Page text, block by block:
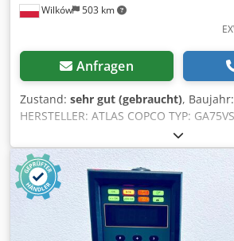
Wilków 503 km
Anfragen
Zustand: sehr gut (gebraucht), Baujahr:
HERSTELLER: ATLAS COPCO TYP:
API668061 JAHR: 2014 Credpfx Aezi
(kW): 75 FÖRDERLEISTUNG (m³/min):
12,75 BETRIEBSSTUNDEN (BETRIEB/
FREQUENZUMRICHTER: ja
R410a, 1,1 kg KÜHLER: nein KÜHLUNG
AN TANK: nein DOKUMENTE: nein NEU/
GEBRAUCHT